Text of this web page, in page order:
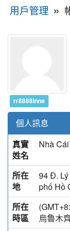
用戶管理 »
rr8888inne
個人訊息
真實
姓名
Nhà
所在
地
94 Đ.
phố Hồ
所在
時區
烏魯木